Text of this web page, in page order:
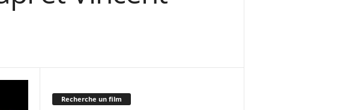
Recherche un film